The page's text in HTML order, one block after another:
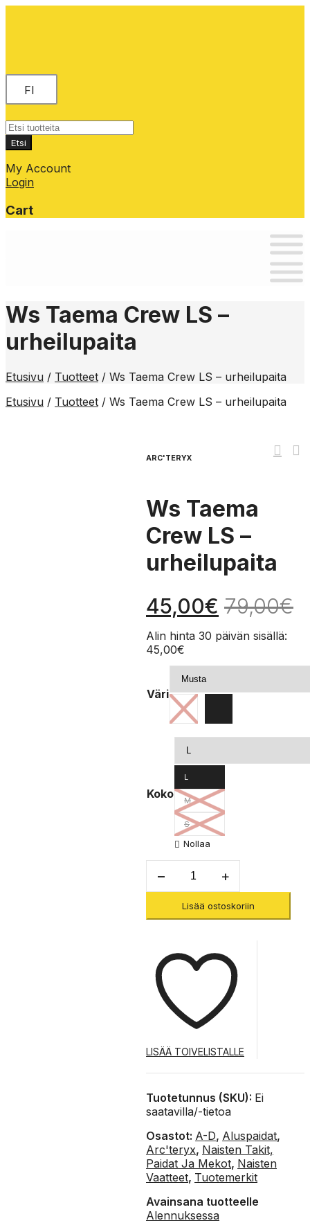
FI
Products
search
Etsi
My Account
Login
Cart
Ws Taema Crew LS –
urheilupaita
Etusivu / Tuotteet / Ws Taema Crew LS – urheilupaita
Etusivu / Tuotteet / Ws Taema Crew LS – urheilupaita
ARC'TERYX
Ws Taema
Crew LS –
urheilupaita
45,00€ 79,00€
Alin hinta 30 päivän sisällä:
45,00€
Väri
Koko
L
M
S
Nollaa
Taema
Crew
-
määrä
Lisää ostoskoriin
LISÄÄ TOIVELISTALLE
Tuotetunnus (SKU): Ei
saatavilla/-tietoa
Osastot: A-D, Aluspaidat,
Arc'teryx, Naisten Takit,
Paidat Ja Mekot, Naisten
Vaatteet, Tuotemerkit
Avainsana tuotteelle
Alennuksessa